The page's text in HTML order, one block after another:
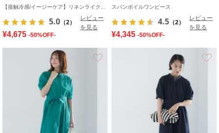
5.0 （2）
レビュー
を見る
¥4,675 -50%OFF-
スパンボイルワンピース
4.5 （2）
レビュー
を見る
¥4,345 -50%OFF-